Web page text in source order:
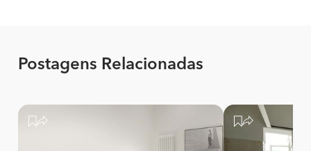
Postagens Relacionadas